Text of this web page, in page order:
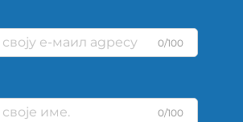
0/100
0/100